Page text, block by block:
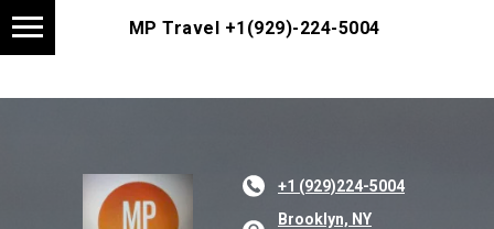
MP Travel +1(929)-224-5004
Brooklyn, NY
+1 (929)224-5004